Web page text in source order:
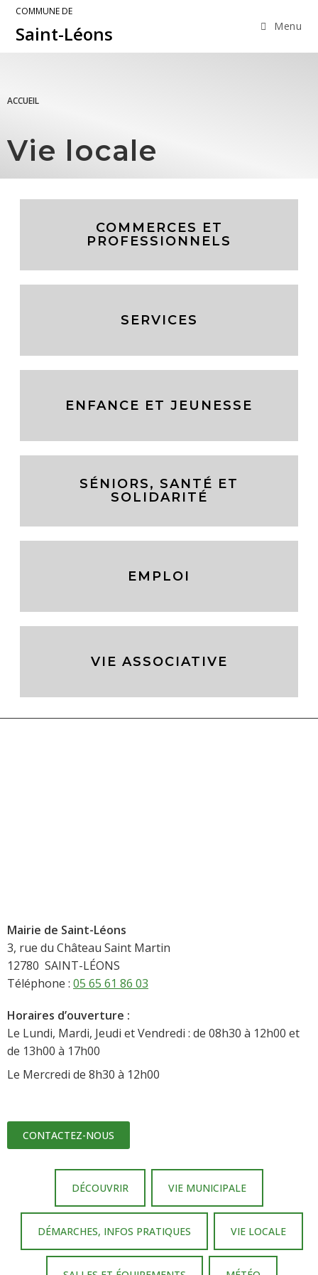
COMMUNE DE
Saint-Léons Menu
ACCUEIL
Vie locale
COMMERCES ET
PROFESSIONNELS
SERVICES
ENFANCE ET JEUNESSE
SÉNIORS, SANTÉ ET
SOLIDARITÉ
EMPLOI
VIE ASSOCIATIVE
Mairie de Saint-Léons
3, rue du Château Saint Martin
12780 SAINT-LÉONS
Téléphone : 05 65 61 86 03
Horaires d’ouverture :
Le Lundi, Mardi, Jeudi et Vendredi : de 08h30 à 12h00 et
de 13h00 à 17h00
Le Mercredi de 8h30 à 12h00
CONTACTEZ-NOUS
DÉCOUVRIR VIE MUNICIPALE
DÉMARCHES, INFOS PRATIQUES VIE LOCALE